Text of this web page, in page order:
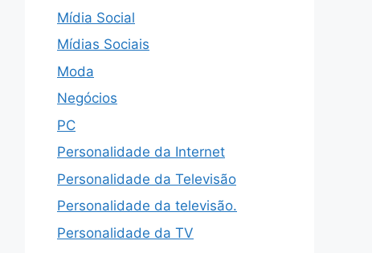
Mídia Social
Mídias Sociais
Moda
Negócios
PC
Personalidade da Internet
Personalidade da Televisão
Personalidade da televisão.
Personalidade da TV